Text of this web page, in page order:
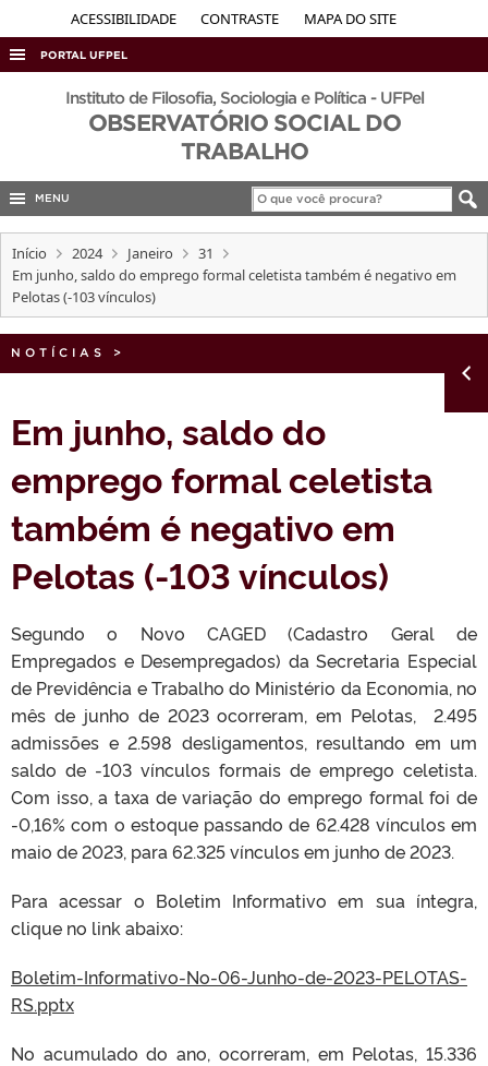
ACESSIBILIDADE CONTRASTE MAPA DO SITE
PORTAL UFPEL
ACESSO À INFORMAÇÃO
AUDITORIA
CONCURSOS
INTERNACIONAL
OUVIDORIA
PORTARIAS
Instituto de Filosofia, Sociologia e Política - UFPel
OBSERVATÓRIO SOCIAL DO
TRABALHO
MENU
Início 2024 Janeiro
31
Em junho, saldo do emprego formal celetista também é negativo em
Pelotas (-103 vínculos)
NOTÍCIAS >
Em junho, saldo do
emprego formal celetista
também é negativo em
Pelotas (-103 vínculos)
Segundo o Novo CAGED (Cadastro Geral de
Empregados e Desempregados) da Secretaria Especial
de Previdência e Trabalho do Ministério da Economia, no
mês de junho de 2023 ocorreram, em Pelotas, 2.495
admissões e 2.598 desligamentos, resultando em um
saldo de -103 vínculos formais de emprego celetista.
Com isso, a taxa de variação do emprego formal foi de
-0,16% com o estoque passando de 62.428 vínculos em
maio de 2023, para 62.325 vínculos em junho de 2023.
Para acessar o Boletim Informativo em sua íntegra,
clique no link abaixo:
Boletim-Informativo-No-06-Junho-de-2023-PELOTAS-
RS.pptx
No acumulado do ano, ocorreram, em Pelotas, 15.336